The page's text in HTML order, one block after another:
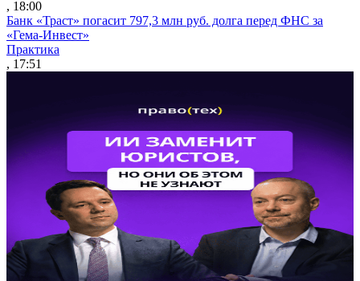
, 18:00
Банк «Траст» погасит 797,3 млн руб. долга перед ФНС за
«Гема-Инвест»
Практика
, 17:51